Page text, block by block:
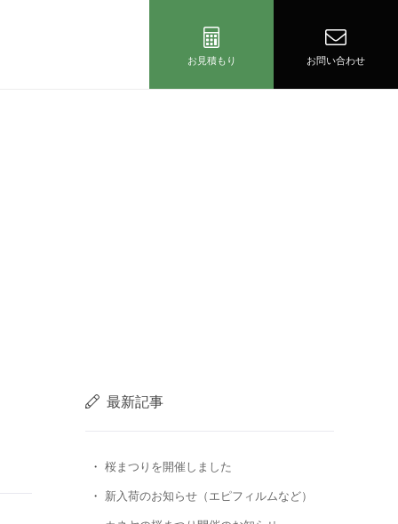
お見積もり お問い合わせ
最新記事
桜まつりを開催しました
新入荷のお知らせ（エピフィルムなど）